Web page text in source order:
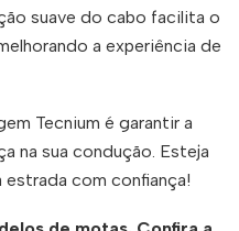
suave do cabo facilita o
a experiência de
Tecnium é garantir a
na sua condução. Esteja
com confiança!